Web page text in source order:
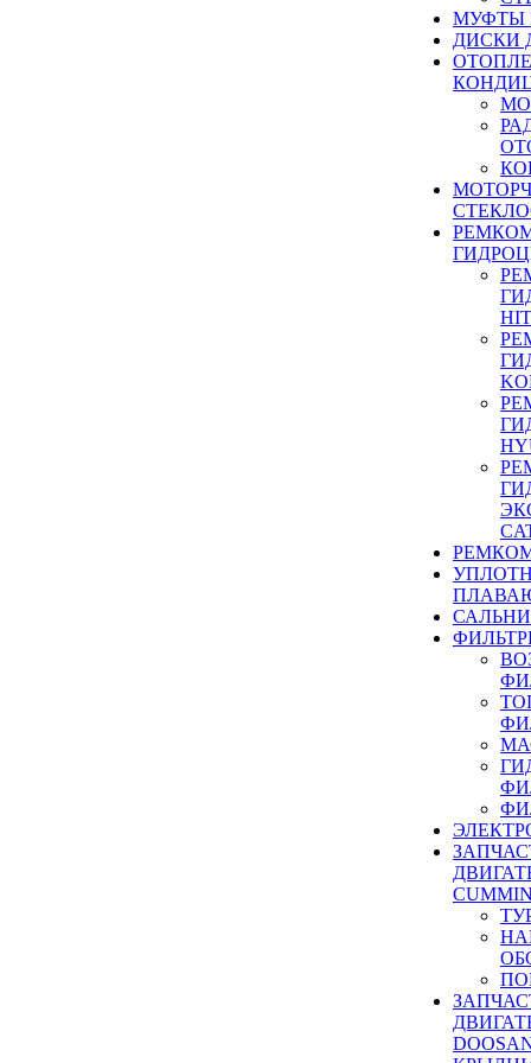
МУФТЫ
ДИСКИ